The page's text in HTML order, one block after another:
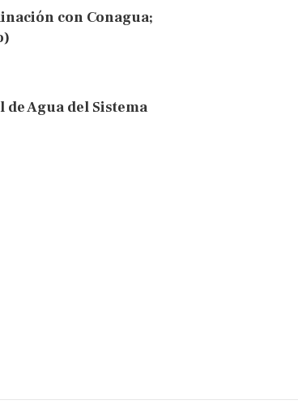
con Conagua;
de Agua del Sistema